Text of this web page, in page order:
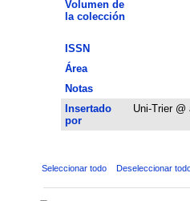
Volumen de
la colección
ISSN
Área
Notas
Insertado
por
Uni-Trier @
Seleccionar todo Deseleccionar